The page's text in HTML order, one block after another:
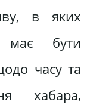
в яких
має бути
часу та
хабара,